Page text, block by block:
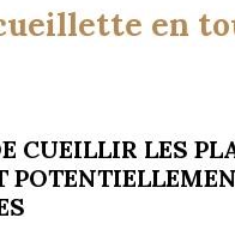
en
CUEILLIR LES